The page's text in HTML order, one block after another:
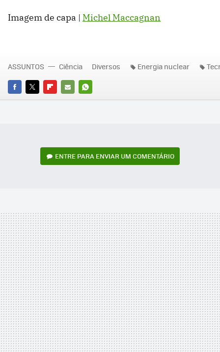
Imagem de capa | Michel Maccagnan
FACEBOOK
TWITTERFLIPBOARD
E-
WHATSAPP
ASSUNTOS Ciência Diversos Energia nuclear
ENTRE PARA ENVIAR UM COMENTÁRIO